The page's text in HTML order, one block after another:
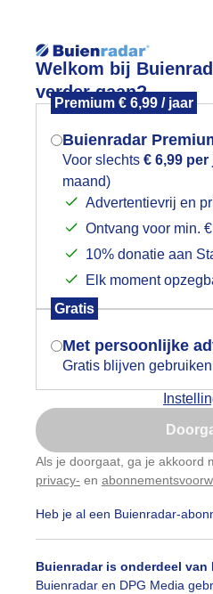
Welkom bij
verder gaan?
Premium € 6,99 / jaar
Buienradar
Voor slechts € 6,99 per
maand)
Advertentievrij en
Ontvang voor min.
10% donatie aan
Elk moment
Gratis
Met persoonlijke
Gratis blijven gebruiken
Als je doorgaat, ga je akkoord
privacy- en
Heb je al een Buienradar-
Buienradar is onderdeel van
Buienradar en DPG Media
Foto en video
Mogen we je
het
Indien je hier nog
gegeven, verschijnt
je browser waarin
gevraagd
Is goed,
Nu niet,
Gebruik je Safari en wil je
Klikhierom dit